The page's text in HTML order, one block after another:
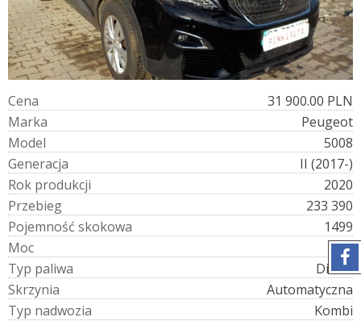
Cena
31 900.00 PLN
Marka
Peugeot
Model
5008
Generacja
II (2017-)
Rok produkcji
2020
Przebieg
233 390
Pojemność skokowa
1499
Moc
131
Typ paliwa
Diesel
Skrzynia
Automatyczna
Typ nadwozia
Kombi